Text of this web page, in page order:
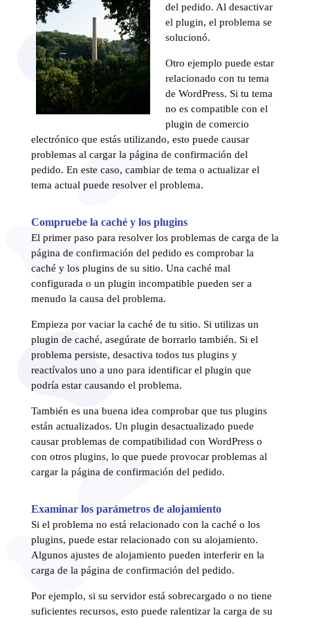
del pedido. Al desactivar
el plugin, el problema se
solucionó.
Otro ejemplo puede estar
relacionado con tu tema
de WordPress. Si tu tema
no es compatible con el
plugin de comercio
electrónico que estás utilizando, esto puede causar
problemas al cargar la página de confirmación del
pedido. En este caso, cambiar de tema o actualizar el
tema actual puede resolver el problema.
Compruebe la caché y los plugins
El primer paso para resolver los problemas de carga de la
página de confirmación del pedido es comprobar la
caché y los plugins de su sitio. Una caché mal
configurada o un plugin incompatible pueden ser a
menudo la causa del problema.
Empieza por vaciar la caché de tu sitio. Si utilizas un
plugin de caché, asegúrate de borrarlo también. Si el
problema persiste, desactiva todos tus plugins y
reactívalos uno a uno para identificar el plugin que
podría estar causando el problema.
También es una buena idea comprobar que tus plugins
están actualizados. Un plugin desactualizado puede
causar problemas de compatibilidad con WordPress o
con otros plugins, lo que puede provocar problemas al
cargar la página de confirmación del pedido.
Examinar los parámetros de alojamiento
Si el problema no está relacionado con la caché o los
plugins, puede estar relacionado con su alojamiento.
Algunos ajustes de alojamiento pueden interferir en la
carga de la página de confirmación del pedido.
Por ejemplo, si su servidor está sobrecargado o no tiene
suficientes recursos, esto puede ralentizar la carga de su